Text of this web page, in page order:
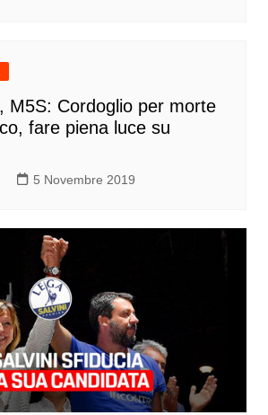
M5S: Cordoglio per morte
fare piena luce su
5 Novembre 2019